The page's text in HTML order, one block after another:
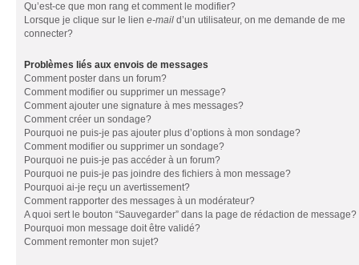
Qu’est-ce que mon rang et comment le modifier?
Lorsque je clique sur le lien e-mail d’un utilisateur, on me demande de me
connecter?
Problèmes liés aux envois de messages
Comment poster dans un forum?
Comment modifier ou supprimer un message?
Comment ajouter une signature à mes messages?
Comment créer un sondage?
Pourquoi ne puis-je pas ajouter plus d’options à mon sondage?
Comment modifier ou supprimer un sondage?
Pourquoi ne puis-je pas accéder à un forum?
Pourquoi ne puis-je pas joindre des fichiers à mon message?
Pourquoi ai-je reçu un avertissement?
Comment rapporter des messages à un modérateur?
A quoi sert le bouton “Sauvegarder” dans la page de rédaction de message?
Pourquoi mon message doit être validé?
Comment remonter mon sujet?